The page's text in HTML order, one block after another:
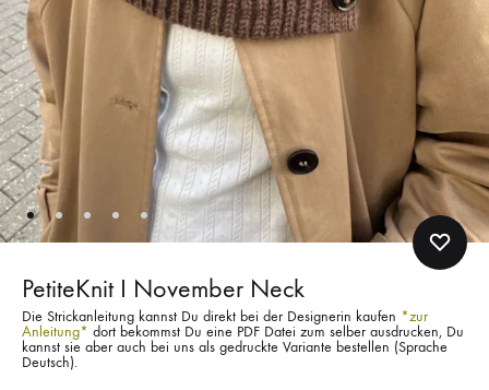
PetiteKnit I November Neck
Die Strickanleitung kannst Du direkt bei der Designerin kaufen *zur
Anleitung* dort bekommst Du eine PDF Datei zum selber ausdrucken, Du
kannst sie aber auch bei uns als gedruckte Variante bestellen (Sprache
Deutsch).